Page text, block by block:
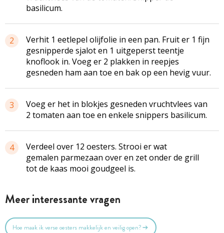
basilicum.
2
Verhit 1 eetlepel olijfolie in een pan. Fruit er 1 fijn
gesnipperde sjalot en 1 uitgeperst teentje
knoflook in. Voeg er 2 plakken in reepjes
gesneden ham aan toe en bak op een hevig vuur.
3
Voeg er het in blokjes gesneden vruchtvlees van
2 tomaten aan toe en enkele snippers basilicum.
4
Verdeel over 12 oesters. Strooi er wat
gemalen parmezaan over en zet onder de grill
tot de kaas mooi goudgeel is.
Meer interessante vragen
Hoe maak ik verse oesters makkelijk en veilig open?